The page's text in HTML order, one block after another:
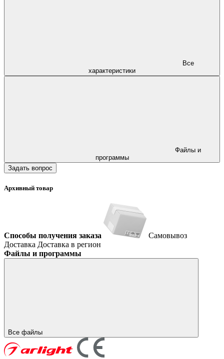
характеристики
программы
Задать вопрос
Архивный товар
Способы получения заказа
Самовывоз
Доставка Доставка в регион
Файлы и программы
Все файлы